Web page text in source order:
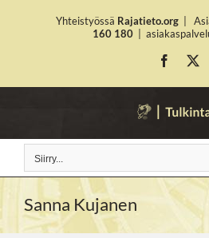
Yhteistyössä Rajatieto.org
160 180
Siirry...
Sanna Kujanen